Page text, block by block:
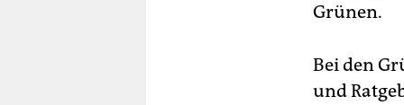
Grünen.
Bei den
und